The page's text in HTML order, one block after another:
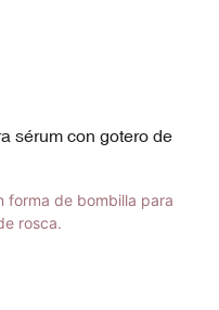
sérum con gotero de